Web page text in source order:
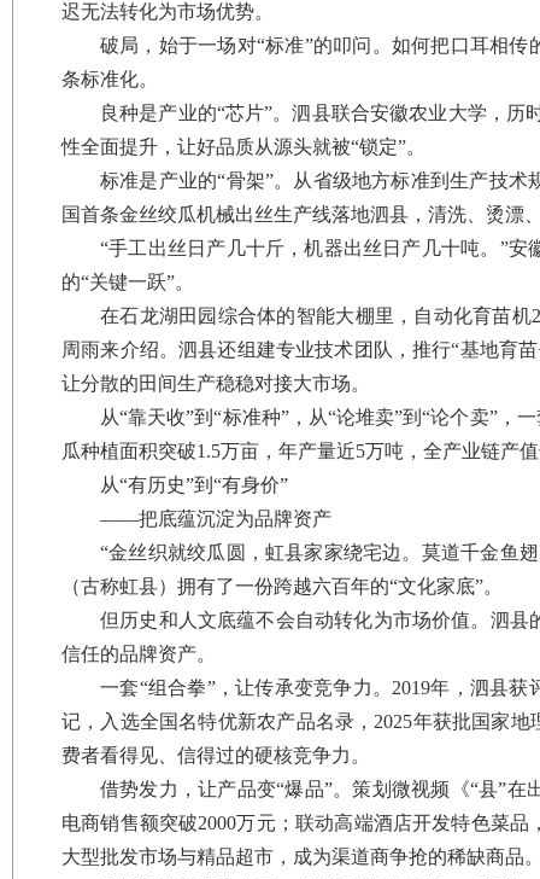
迟无法转化为市场优势。
破局，始于一场对“标准”的叩问。如何把口耳相
条标准化。
良种是产业的“芯片”。泗县联合安徽农业大学，历
性全面提升，让好品质从源头就被“锁定”。
标准是产业的“骨架”。从省级地方标准到生产技
国首条金丝绞瓜机械出丝生产线落地泗县，清洗、烫漂
“手工出丝日产几十斤，机器出丝日产几十吨。”
的“关键一跃”。
在石龙湖田园综合体的智能大棚里，自动化育苗
周雨来介绍。泗县还组建专业技术团队，推行“基地育
让分散的田间生产稳稳对接大市场。
从“靠天收”到“标准种”，从“论堆卖”到“论个卖”，
瓜种植面积突破1.5万亩，年产量近5万吨，全产业链产
从“有历史”到“有身价”
——把底蕴沉淀为品牌资产
“金丝织就绞瓜圆，虹县家家绕宅边。莫道千金鱼
（古称虹县）拥有了一份跨越六百年的“文化家底”。
但历史和人文底蕴不会自动转化为市场价值。泗
信任的品牌资产。
一套“组合拳”，让传承变竞争力。2019年，泗县
记，入选全国名特优新农产品名录，2025年获批国家
费者看得见、信得过的硬核竞争力。
借势发力，让产品变“爆品”。策划微视频《“县”
电商销售额突破2000万元；联动高端酒店开发特色菜
大型批发市场与精品超市，成为渠道商争抢的稀缺商品